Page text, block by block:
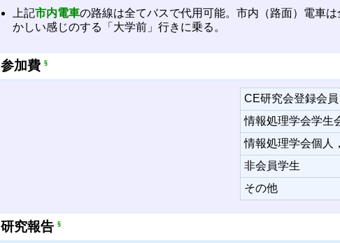
上記市内電車の路線は全てバスで代用可能。市内（路面）電車
かしい感じのする「大学前」行きに乗る。
参加費§
CE研究会登録会員
情報処理学会学生
情報処理学会個人
非会員学生
その他
研究報告§